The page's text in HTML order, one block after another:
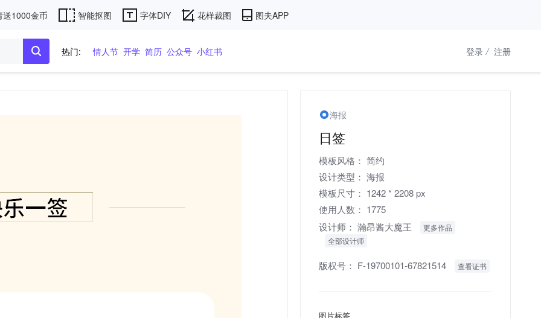
送1000金币 智能抠图 字体DIY 花样裁图 图夫APP
热门: 情人节 开学 简历 公众号 小红书 登录 / 注册
海报
日签
模板风格： 简约
设计类型： 海报
模板尺寸： 1242 * 2208 px
使用人数： 1775
设计师： 瀚昂酱大魔王
更多作品
全部设计师
版权号： F-19700101-67821514 查看证书
图片标签